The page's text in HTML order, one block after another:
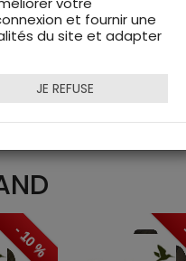
EQUIPEMENTS DE
- 10 %
et fournir une
du site et adapter
JE REFUSE